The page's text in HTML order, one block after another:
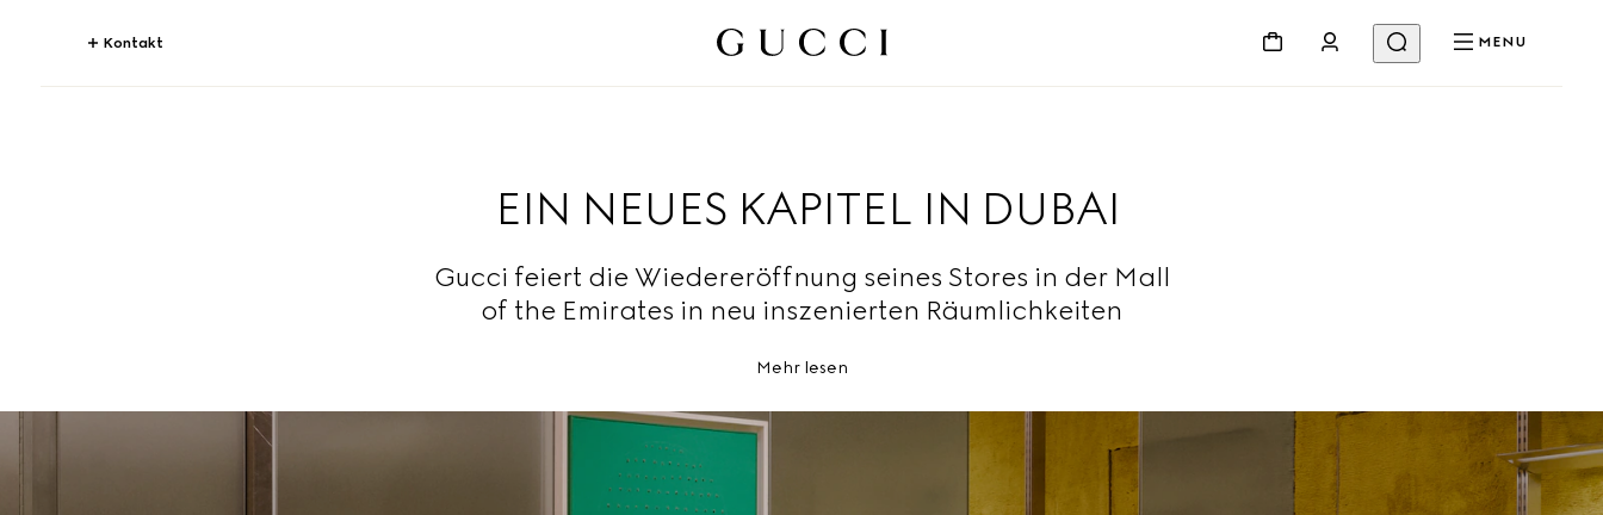
Kontakt MENU
EIN NEUES KAPITEL IN DUBAI
Gucci feiert die Wiedereröffnung seines Stores in der Mall
of the Emirates in neu inszenierten Räumlichkeiten
Mehr lesen